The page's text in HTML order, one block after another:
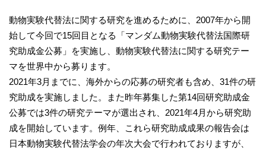
動物実験代替法に関する研究を進めるために、2007年から開
始して今回で15回目となる「マンダム動物実験代替法国際研
究助成金公募」を実施し、動物実験代替法に関する研究テー
マを世界中から募ります。
2021年3月までに、海外からの応募の研究者も含め、31件の研
究助成を実施しました。また昨年募集した第14回研究助成金
公募では3件の研究テーマが選出され、2021年4月から研究助
成を開始しています。例年、これら研究助成成果の報告会は
日本動物実験代替法学会の年次大会で行われておりますが、